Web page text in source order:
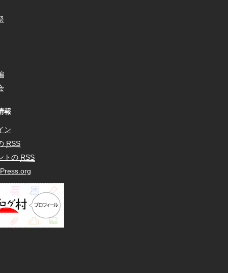
報
ン
RSS
トの RSS